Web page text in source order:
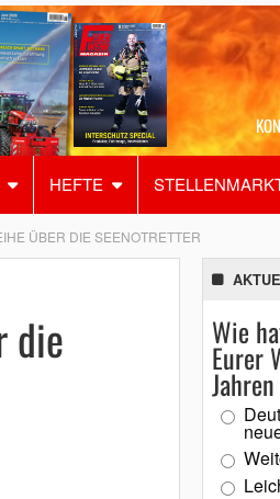
HEFTE
ÜBER DIE SEENOTRETTER
die
Wie
Eurer